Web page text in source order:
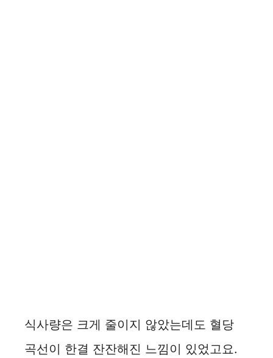
식사량은 크게 줄이지 않았는데도 혈당
곡선이 한결 잔잔해진 느낌이 있었고요.